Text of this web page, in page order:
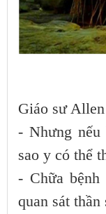
Giáo sư
- Nhưng
sao y có thể
- Chữa
quan sát